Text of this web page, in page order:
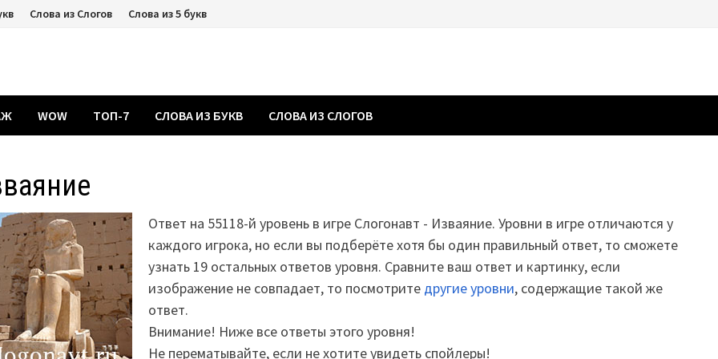
Слова из Слогов Слова из 5 букв
WOW ТОП-7 СЛОВА ИЗ БУКВ СЛОВА ИЗ СЛОГОВ
Ответ на 55118-й уровень в игре Слогонавт - Изваяние. Уровни в игре отличаются у
каждого игрока, но если вы подберёте хотя бы один правильный ответ, то сможете
узнать 19 остальных ответов уровня. Сравните ваш ответ и картинку, если
изображение не совпадает, то посмотрите другие уровни, содержащие такой же
ответ.
Внимание! Ниже все ответы этого уровня!
Не перематывайте, если не хотите увидеть спойлеры!